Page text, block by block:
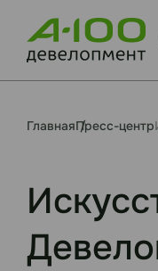
ГлавнаяПресс-центр